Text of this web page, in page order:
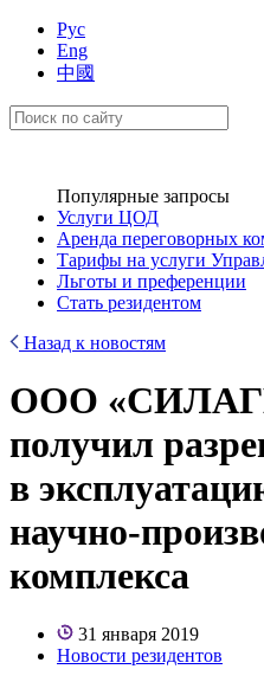
Рус
Eng
中國
Популярные запросы
Услуги ЦОД
Аренда переговорных
Тарифы на услуги
Льготы и преференции
Стать резидентом
Назад к новостям
ООО
получил
в
научно-
комплекса
31 января 2019
Новости резидентов